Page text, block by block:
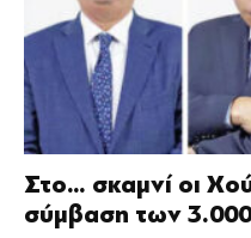
Στο… σκαμνί οι
σύμβαση των